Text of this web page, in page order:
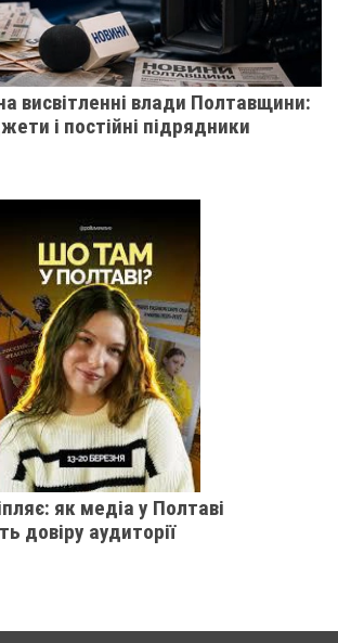
висвітленні влади Полтавщини:
і постійні підрядники
як медіа у Полтаві
довіру аудиторії